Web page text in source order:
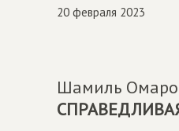
20 февраля 2023
Шамиль